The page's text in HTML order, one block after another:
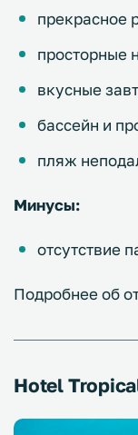
прекрасное
просторные
вкусные
бассейн и
пляж
Минусы:
отсутствие
Подробнее об
Hotel